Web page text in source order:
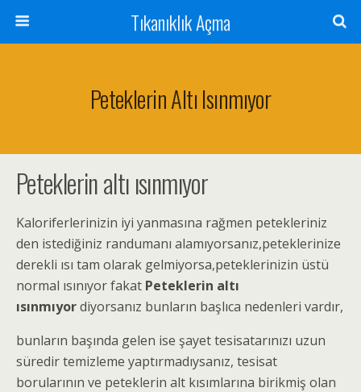
Tıkanıklık Açma
Peteklerin Altı Isınmıyor
Peteklerin altı ısınmıyor
Kaloriferlerinizin iyi yanmasına rağmen petekleriniz
den istediğiniz randumanı alamıyorsanız,peteklerinize
derekli ısı tam olarak gelmiyorsa,peteklerinizin üstü
normal ısınıyor fakat Peteklerin altı
ısınmıyordiyorsanız bunların başlıca nedenleri vardır,
bunların başında gelen ise şayet tesisatarınızı uzun
süredir temizleme yaptırmadıysanız, tesisat
borularının ve peteklerin alt kısımlarına birikmiş olan